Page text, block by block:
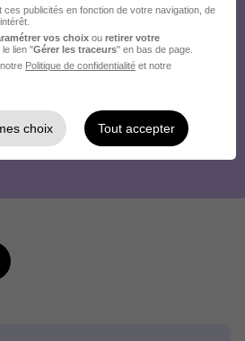
publicités en fonction de votre navigation, de
vos choix ou retirer votre
lien "Gérer les traceurs" en bas de page.
Politique de confidentialité et notre
choix Tout accepter